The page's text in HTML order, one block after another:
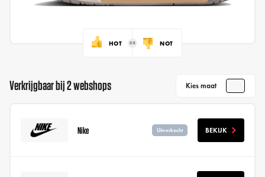
HOT NOT
Verkrijgbaar bij 2 webshops Kies maat
Nike Uitverkocht BEKIJK